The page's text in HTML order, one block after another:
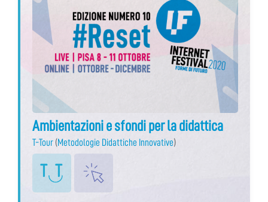
Ambientazioni e sfondi per la didattica
T-Tour (Metodologie Didattiche Innovative)